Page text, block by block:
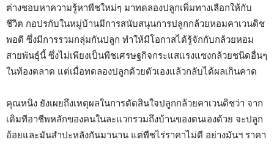
ต่างชอบหาความรู้หาพืชใหม่ๆ มาทดลองปลูกเพิ่มทางเลือกให้กับ
ชีวิต กอปรกับในหมู่บ้านมีการสนับสนุนการปลูกกล้วยหอมคาเวนดิช
พอดี ซึ่งมีการรวมกลุ่มกันปลูก ทำให้มีโอกาสได้รู้จักกับกล้วยหอม
สายพันธุ์นี้ ซึ่งไม่เพียงเป็นพืชเศรษฐกิจกระแสแรงแซงกล้วยชนิดอื่นๆ
ในท้องตลาด แต่เมื่อทดลองปลูกด้วยตัวเองแล้วกลับได้ผลเกินคาด
คุณหนิง ยังเผยถึงเหตุผลในการตัดสินใจปลูกกล้วยคาเวนดิชว่า จาก
เดิมทีอาชีพหลักของคนในละแวกรวมถึงบ้านของตนเองด้วย จะปลูก
อ้อยและมันสำปะหลังกันมานาน แต่พืชไร่ราคาไม่ดี อย่างมันฯ ราคา